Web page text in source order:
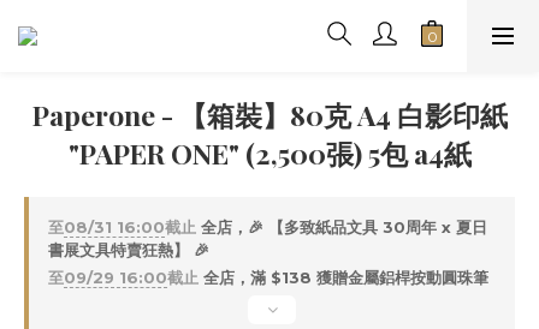
Paperone - 【箱裝】80克 A4 白影印紙
"PAPER ONE" (2,500張) 5包 a4紙
至08/31 16:00截止 全店，🎉 【多致紙品文具 30周年 x 夏日
書展文具特賣狂熱】 🎉
至09/29 16:00截止 全店，滿 $138 獲贈金屬鋁桿按動圓珠筆